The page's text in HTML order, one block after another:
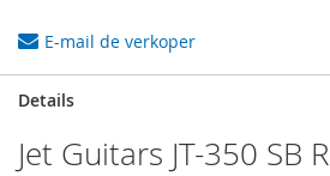
E-mail de verkoper
Details
Jet Guitars JT-350 SB R